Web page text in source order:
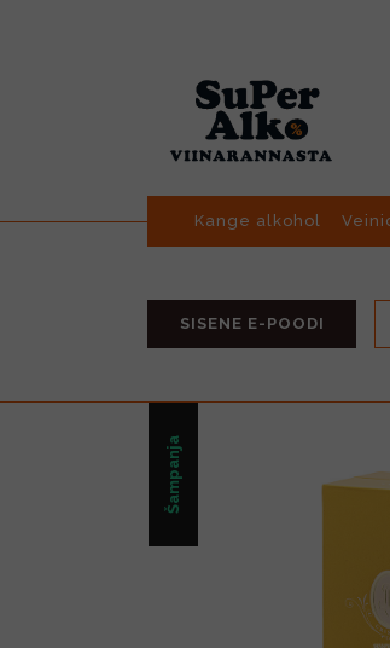
Kange alkohol
SISENE E-POODI
Šampanja